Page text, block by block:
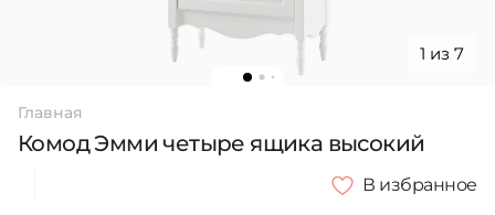
1 из 7
Главная
Комод Эмми четыре ящика высокий
В избранное